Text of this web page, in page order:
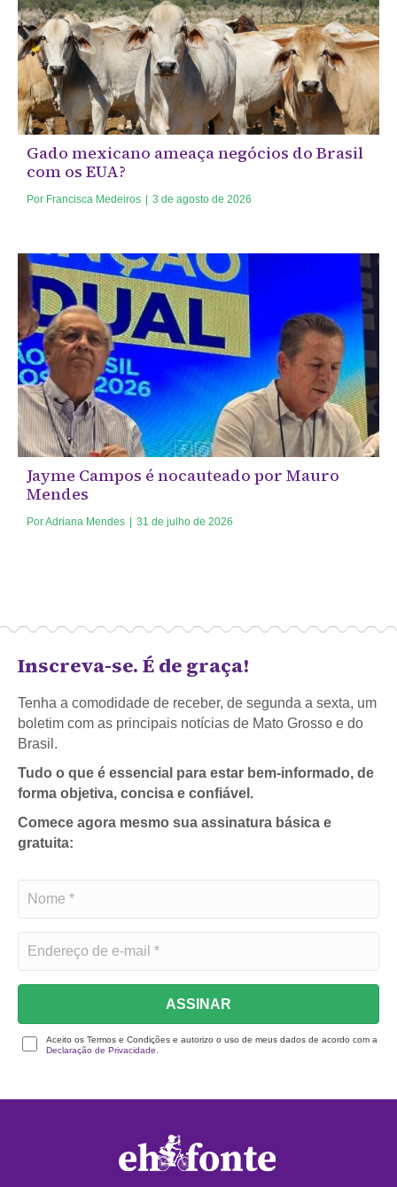
Gado mexicano ameaça negócios do Brasil
com os EUA?
Por Francisca Medeiros 3 de agosto de 2026
Jayme Campos é nocauteado por Mauro
Mendes
PorAdriana Mendes 31 de julho de 2026
Inscreva-se. É de graça!
Tenha a comodidade de receber, de segunda a sexta, um
boletim com as principais notícias de Mato Grosso e do
Brasil.
Tudo o que é essencial para estar bem-informado, de
forma objetiva, concisa e confiável.
Comece agora mesmo sua assinatura básica e
gratuita:
ASSINAR
Aceito os Termos e Condições e autorizo o uso de meus dados de acordo com a
Declaração de Privacidade.